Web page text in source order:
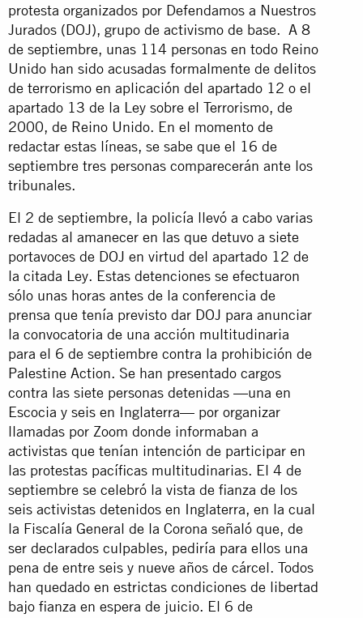
protesta organizados por Defendamos a Nuestros
Jurados (DOJ), grupo de activismo de base. A 8
de septiembre, unas 114 personas en todo Reino
Unido han sido acusadas formalmente de delitos
de terrorismo en aplicación del apartado 12 o el
apartado 13 de la Ley sobre el Terrorismo, de
2000, de Reino Unido. En el momento de
redactar estas líneas, se sabe que el 16 de
septiembre tres personas comparecerán ante los
tribunales.
El 2 de septiembre, la policía llevó a cabo varias
redadas al amanecer en las que detuvo a siete
portavoces de DOJ en virtud del apartado 12 de
la citada Ley. Estas detenciones se efectuaron
sólo unas horas antes de la conferencia de
prensa que tenía previsto dar DOJ para anunciar
la convocatoria de una acción multitudinaria
para el 6 de septiembre contra la prohibición de
Palestine Action. Se han presentado cargos
contra las siete personas detenidas —una en
Escocia y seis en Inglaterra— por organizar
llamadas por Zoom donde informaban a
activistas que tenían intención de participar en
las protestas pacíficas multitudinarias. El 4 de
septiembre se celebró la vista de fianza de los
seis activistas detenidos en Inglaterra, en la cual
la Fiscalía General de la Corona señaló que, de
ser declarados culpables, pediría para ellos una
pena de entre seis y nueve años de cárcel. Todos
han quedado en estrictas condiciones de libertad
bajo fianza en espera de juicio. El 6 de